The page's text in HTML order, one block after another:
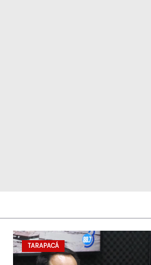
TARAPACÁ